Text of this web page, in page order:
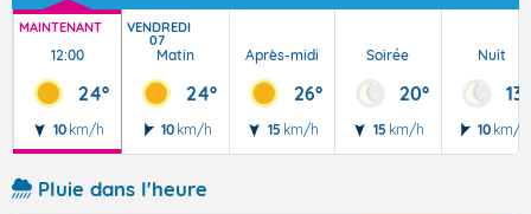
MAINTENANT
12:00
24°
10 km/h
VENDREDI
07
Matin
24°
10 km/h
Après-midi
26°
15 km/h
Soirée
20°
15 km/h
Nuit
13°
10 km/h
Pluie dans l'heure